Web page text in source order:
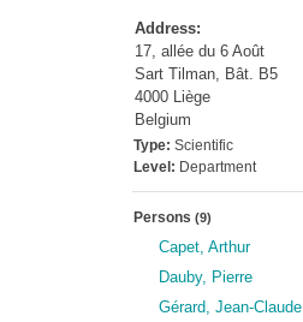
Address:
17, allée du 6 Août
Sart Tilman, Bât. B5
4000 Liège
Belgium
Type: Scientific
Level: Department
Persons (9)
Capet, Arthur
Dauby, Pierre
Gérard, Jean-Claude